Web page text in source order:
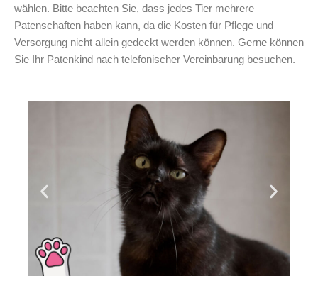
wählen. Bitte beachten Sie, dass jedes Tier mehrere
Patenschaften haben kann, da die Kosten für Pflege und
Versorgung nicht allein gedeckt werden können. Gerne können
Sie Ihr Patenkind nach telefonischer Vereinbarung besuchen.